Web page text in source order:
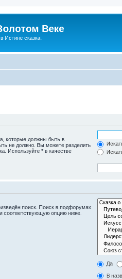
Веке
Истине сказка.
которые должны быть в
не должно. Вы можете разделить
Используйте * в качестве
поиск. Поиск в подфорумах
соответствующую опцию ниже.
Да
В